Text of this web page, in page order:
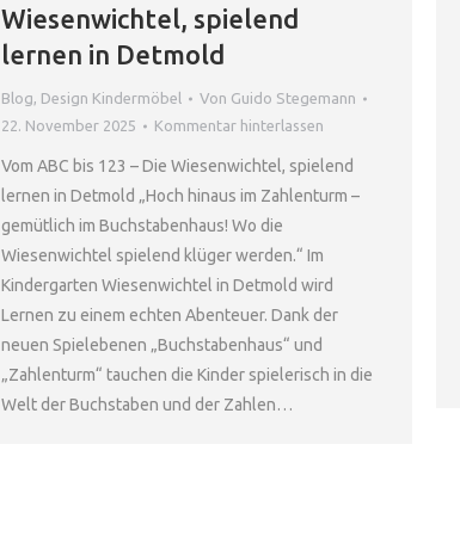
Wiesenwichtel, spielend
lernen in Detmold
Blog, Design Kindermöbel Von Guido Stegemann
22. November 2025
Kommentar hinterlassen
Vom ABC bis 123 – Die Wiesenwichtel, spielend
lernen in Detmold „Hoch hinaus im Zahlenturm –
gemütlich im Buchstabenhaus! Wo die
Wiesenwichtel spielend klüger werden.“ Im
Kindergarten Wiesenwichtel in Detmold wird
Lernen zu einem echten Abenteuer. Dank der
neuen Spielebenen „Buchstabenhaus“ und
„Zahlenturm“ tauchen die Kinder spielerisch in die
Welt der Buchstaben und der Zahlen…